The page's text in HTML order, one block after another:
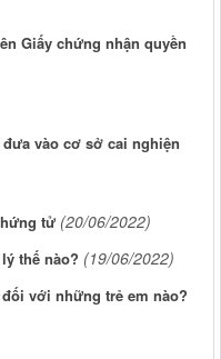
Giấy chứng nhận quyền
vào cơ sở cai nghiện
tử (20/06/2022)
thế nào? (19/06/2022)
với những trẻ em nào?